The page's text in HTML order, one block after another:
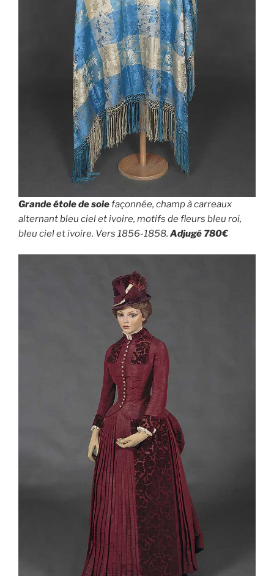
Grande étole de soiefaçonnée, champ à carreaux
alternant bleu ciel et ivoire, motifs de fleurs bleu roi,
bleu ciel et ivoire. Vers 1856-1858. Adjugé 780€